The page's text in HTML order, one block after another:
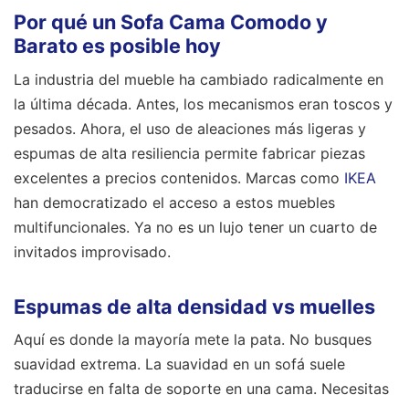
Por qué un Sofa Cama Comodo y
Barato es posible hoy
La industria del mueble ha cambiado radicalmente en
la última década. Antes, los mecanismos eran toscos y
pesados. Ahora, el uso de aleaciones más ligeras y
espumas de alta resiliencia permite fabricar piezas
excelentes a precios contenidos. Marcas como IKEA
han democratizado el acceso a estos muebles
multifuncionales. Ya no es un lujo tener un cuarto de
invitados improvisado.
Espumas de alta densidad vs muelles
Aquí es donde la mayoría mete la pata. No busques
suavidad extrema. La suavidad en un sofá suele
traducirse en falta de soporte en una cama. Necesitas